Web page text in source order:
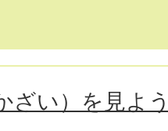
ざい）を見よ